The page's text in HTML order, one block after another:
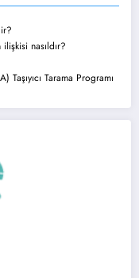
nasıldır?
Tarama Programı